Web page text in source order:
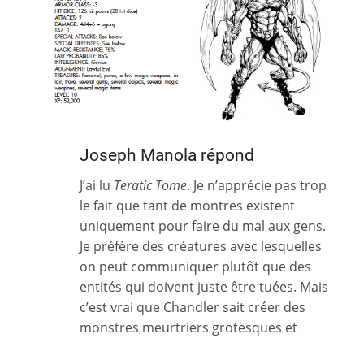
Joseph Manola répond
J’ai lu Teratic Tome. Je n’apprécie pas trop
le fait que tant de montres existent
uniquement pour faire du mal aux gens.
Je préfère des créatures avec lesquelles
on peut communiquer plutôt que des
entités qui doivent juste être tuées. Mais
c’est vrai que Chandler sait créer des
monstres meurtriers grotesques et